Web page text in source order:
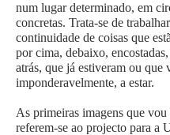
num lugar determinado, em
concretas. Trata-se de
continuidade de coisas que
por cima, debaixo,
atrás, que já estiveram ou que
imponderavelmente, a estar.
As primeiras imagens que vou
referem-se ao projecto para a